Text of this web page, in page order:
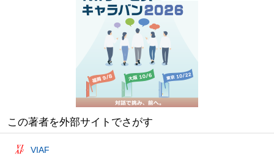
この著者を外部サイトでさがす
VIAF